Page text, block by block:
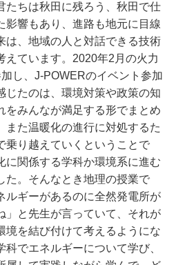
たちは秋田に残ろう、秋田で仕
影響もあり、進路も地元に目線
は、地域の人と対話できる技術
えています。2020年2月の火力
し、J-POWERのイベント参加
じたのは、環境対策や政策の知
をみんなが満足する形でまとめ
また温暖化の進行に対処するた
乗り越えていくということで
に関係する学科か環境系に進む
た。そんなとき地理の授業で
ルギーがあるのに全然発電所が
」と先生が言っていて、それが
境を結び付けて考えるようにな
でエネルギーについて学び、